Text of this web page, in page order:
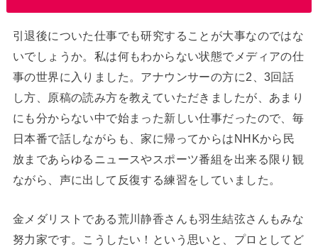
引退後についた仕事でも研究することが大事なのではな
いでしょうか。私は何もわからない状態でメディアの仕
事の世界に入りました。アナウンサーの方に2、3回話
し方、原稿の読み方を教えていただきましたが、あまり
にも分からない中で始まった新しい仕事だったので、毎
日本番で話しながらも、家に帰ってからはNHKから民
放まであらゆるニュースやスポーツ番組を出来る限り観
ながら、声に出して反復する練習をしていました。
金メダリストである荒川静香さんも羽生結弦さんもみな
努力家です。こうしたい！という思いと、プロとしてど